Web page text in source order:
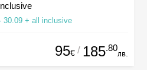
30.09 + all inclusive
95€ / 185.80
лв.